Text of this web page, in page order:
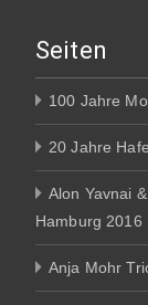
Seiten
100 Jahre
20 Jahre
Alon Yavnai
Hamburg 2016
Anja Mohr